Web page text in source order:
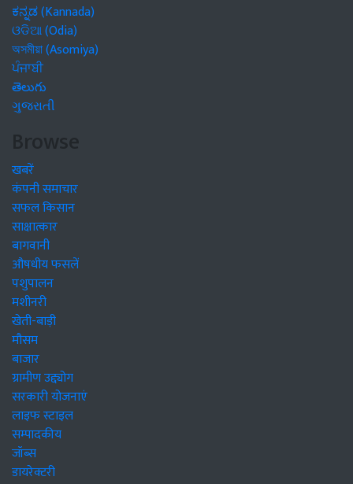
ಕನ್ನಡ (Kannada)
ଓଡିଆ (Odia)
অসমীয়া (Asomiya)
ਪੰਜਾਬੀ
తెలుగు
ગુજરાતી
Browse
खबरें
कंपनी समाचार
सफल किसान
साक्षात्कार
बागवानी
औषधीय फसलें
पशुपालन
मशीनरी
खेती-बाड़ी
मौसम
बाजार
ग्रामीण उद्द्योग
सरकारी योजनाएं
लाइफ स्टाइल
सम्पादकीय
जॉब्स
डायरेक्टरी